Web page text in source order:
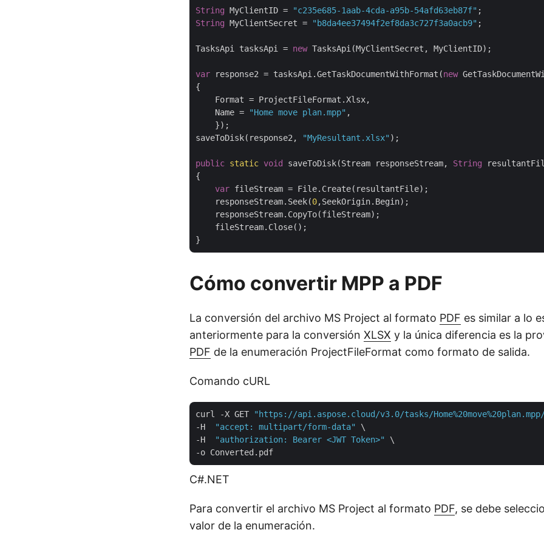
String MyClientID = "c235e685-1aab-4cda-a95b-54afd63eb87f"
String MyClientSecret = "b8da4ee37494f2ef8da3c727f3a0acb9" ;
TasksApi tasksApi = new TasksApi(MyClientSecret, MyClientID);
var response2 = tasksApi.GetTaskDocumentWithFormat(new
{
    Format = ProjectFileFormat.Xlsx,
    Name =
"Home move plan.mpp" ,
    });
saveToDisk(response2,
"MyResultant.xlsx" );
public static void saveToDisk(Stream responseStream, String
{
var fileStream = File.Create(resultantFile);
    responseStream.Seek(
0,SeekOrigin.Begin);
    responseStream.CopyTo(fileStream);
    fileStream.Close();
Cómo convertir MPP a PDF
La conversión del archivo MS Project al formato PDF es similar a lo
anteriormente para la conversión XLSX y la única diferencia es la
PDF de la enumeración ProjectFileFormat como formato de salida.
Comando cURL
curl -X GET "https://api.aspose.cloud/v3.0/tasks/
-H
"accept: multipart/form-data"
\
-H
"authorization: Bearer <JWT Token>"
\
C#.NET
Para convertir el archivo MS Project al formato PDF, se debe
valor de la enumeración.